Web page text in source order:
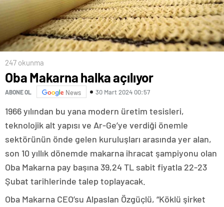
247 okunma
Oba Makarna halka açılıyor
ABONE OL News 30 Mart 2024 00:57
1966 yılından bu yana modern üretim tesisleri,
teknolojik alt yapısı ve Ar-Ge’ye verdiği önemle
sektörünün önde gelen kuruluşları arasında yer alan,
son 10 yıllık dönemde makarna ihracat şampiyonu olan
Oba Makarna pay başına 39,24 TL sabit fiyatla 22-23
Şubat tarihlerinde talep toplayacak.
Oba Makarna CEO’su Alpaslan Özgüçlü, “Köklü şirket